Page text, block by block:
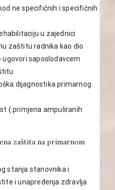
ne specifičnih i specifičnih
u zajednici
zaštitu radnika kao dio
ugovori saposlodavcem
dijagnostika primarnog
( primjena ampuliranih
zaštita na primarnom
stanja stanovnika i
i unapređenja zdravlja